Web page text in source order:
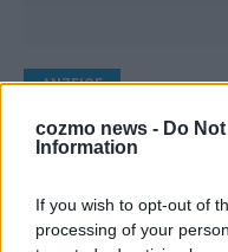
cozmo news - Do
Information
If you wish to opt-out of
processing of your
ANZEIGE